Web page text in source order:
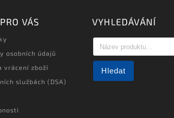
VÁS
osobních údajů
vrácení zboží
službách (DSA)
VYHLEDÁVÁNÍ
Hledat